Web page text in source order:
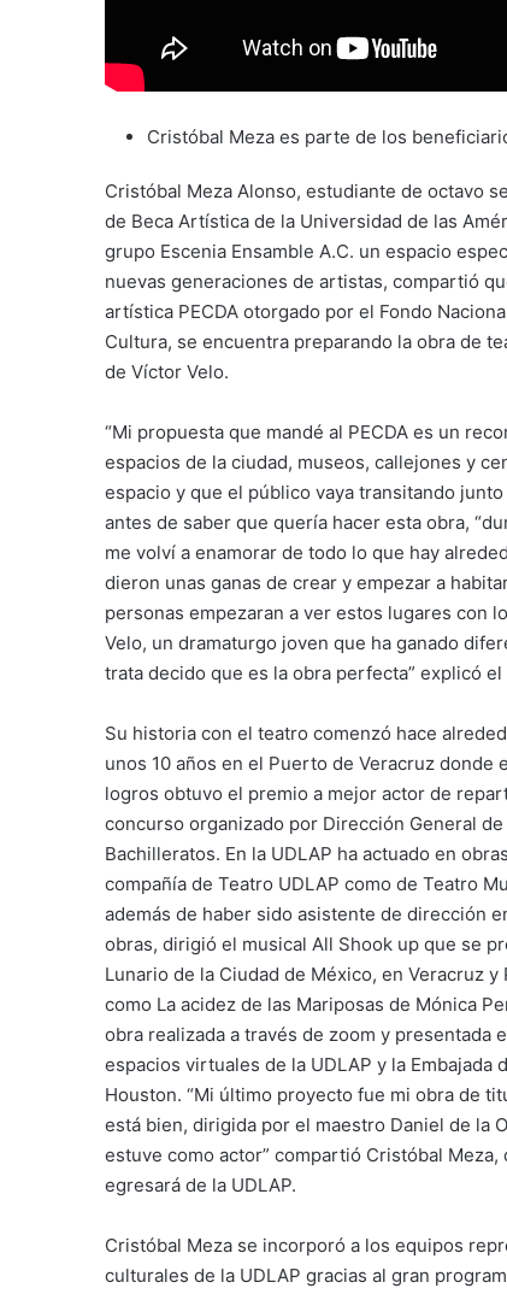
Cristóbal Meza es parte de los
Cristóbal Meza Alonso, estudiante de octavo
de Beca Artística de la Universidad de las
grupo Escenia Ensamble A.C. un espacio
nuevas generaciones de artistas, compartió
artística PECDA otorgado por el Fondo
Cultura, se encuentra preparando la obra de
de Víctor Velo.
“Mi propuesta que mandé al PECDA es un
espacios de la ciudad, museos, callejones y
espacio y que el público vaya transitando
antes de saber que quería hacer esta obra,
me volví a enamorar de todo lo que hay
dieron unas ganas de crear y empezar a
personas empezaran a ver estos lugares con
Velo, un dramaturgo joven que ha ganado
trata decido que es la obra perfecta” explicó
Su historia con el teatro comenzó hace
unos 10 años en el Puerto de Veracruz donde
logros obtuvo el premio a mejor actor de
concurso organizado por Dirección General de
Bachilleratos. En la UDLAP ha actuado en
compañía de Teatro UDLAP como de Teatro
además de haber sido asistente de dirección
obras, dirigió el musical All Shook up que se
Lunario de la Ciudad de México, en Veracruz y
como La acidez de las Mariposas de Mónica
obra realizada a través de zoom y presentada
espacios virtuales de la UDLAP y la Embajada
Houston. “Mi último proyecto fue mi obra de
está bien, dirigida por el maestro Daniel de la
estuve como actor” compartió Cristóbal Meza,
egresará de la UDLAP.
Cristóbal Meza se incorporó a los equipos
culturales de la UDLAP gracias al gran